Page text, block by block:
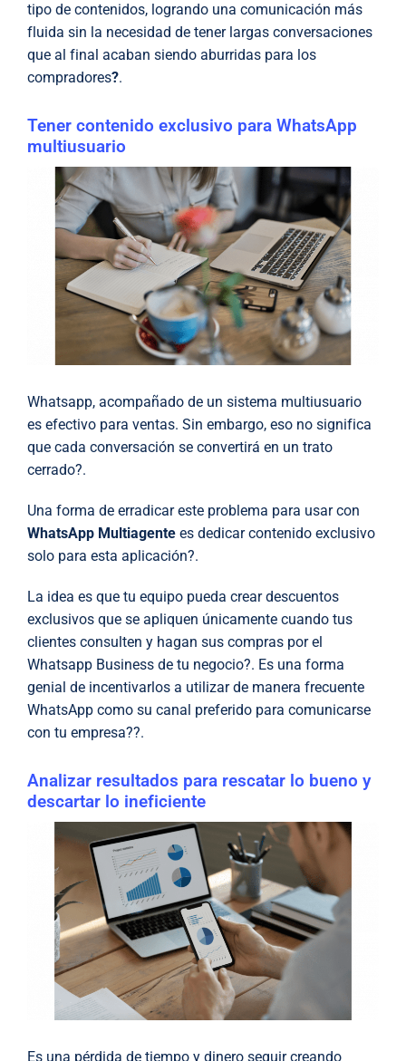
tipo de contenidos, logrando una comunicación más
fluida sin la necesidad de tener largas conversaciones
que al final acaban siendo aburridas para los
compradores?.
Tener contenido exclusivo para WhatsApp
multiusuario
Whatsapp, acompañado de un sistema multiusuario
es efectivo para ventas. Sin embargo, eso no significa
que cada conversación se convertirá en un trato
cerrado?.
Una forma de erradicar este problema para usar con
WhatsApp Multiagente es dedicar contenido exclusivo
solo para esta aplicación?.
La idea es que tu equipo pueda crear descuentos
exclusivos que se apliquen únicamente cuando tus
clientes consulten y hagan sus compras por el
Whatsapp Business de tu negocio?. Es una forma
genial de incentivarlos a utilizar de manera frecuente
WhatsApp como su canal preferido para comunicarse
con tu empresa??.
Analizar resultados para rescatar lo bueno y
descartar lo ineficiente
Es una pérdida de tiempo y dinero seguir creando